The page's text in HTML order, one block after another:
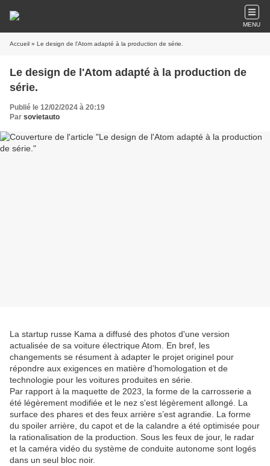
MENU
Accueil » Le design de l'Atom adapté à la production de série.
Le design de l'Atom adapté à la production de
série.
Publié le 12/02/2024 à 20:19
Par sovietauto
La startup russe Kama a diffusé des photos d'une version
actualisée de sa voiture électrique Atom. En bref, les
changements se résument à adapter le projet originel pour
répondre aux exigences en matière d’homologation et de
technologie pour les voitures produites en série.
Par rapport à la maquette de 2023, la forme de la carrosserie a
été légèrement modifiée et le nez s'est légèrement allongé. La
surface des phares et des feux arrière s’est agrandie. La forme
du spoiler arrière, du capot et de la calandre a été optimisée pour
la rationalisation de la production. Sous les feux de jour, le radar
et la caméra vidéo du système de conduite autonome sont logés
dans un seul bloc noir.